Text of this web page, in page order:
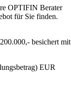
OPTIFIN Berater
für Sie finden.
besichert mit
EUR